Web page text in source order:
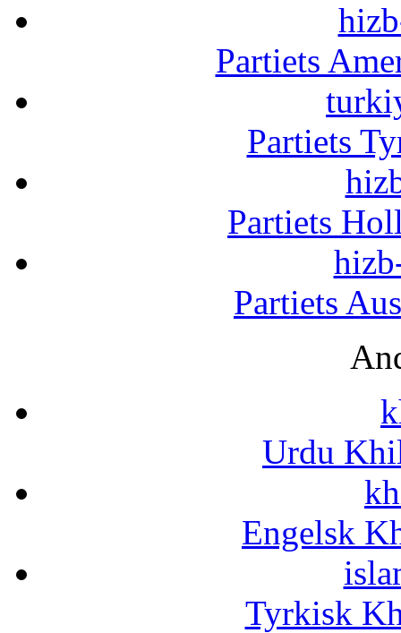
Partiets
Partiets
Partiets
Partiets
Urdu
Engelsk
Tyrkisk